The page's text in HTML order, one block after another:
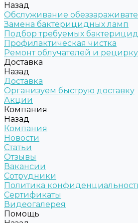
Назад
Обслуживание
Замена бактерицидных ламп
Подбор требуемых
Профилактическая чистка
Ремонт облучателей и
Доставка
Назад
Доставка
Организуем быструю доставку
Акции
Компания
Назад
Компания
Новости
Статьи
Отзывы
Вакансии
Сотрудники
Политика
Сертификаты
Видеогалерея
Помощь